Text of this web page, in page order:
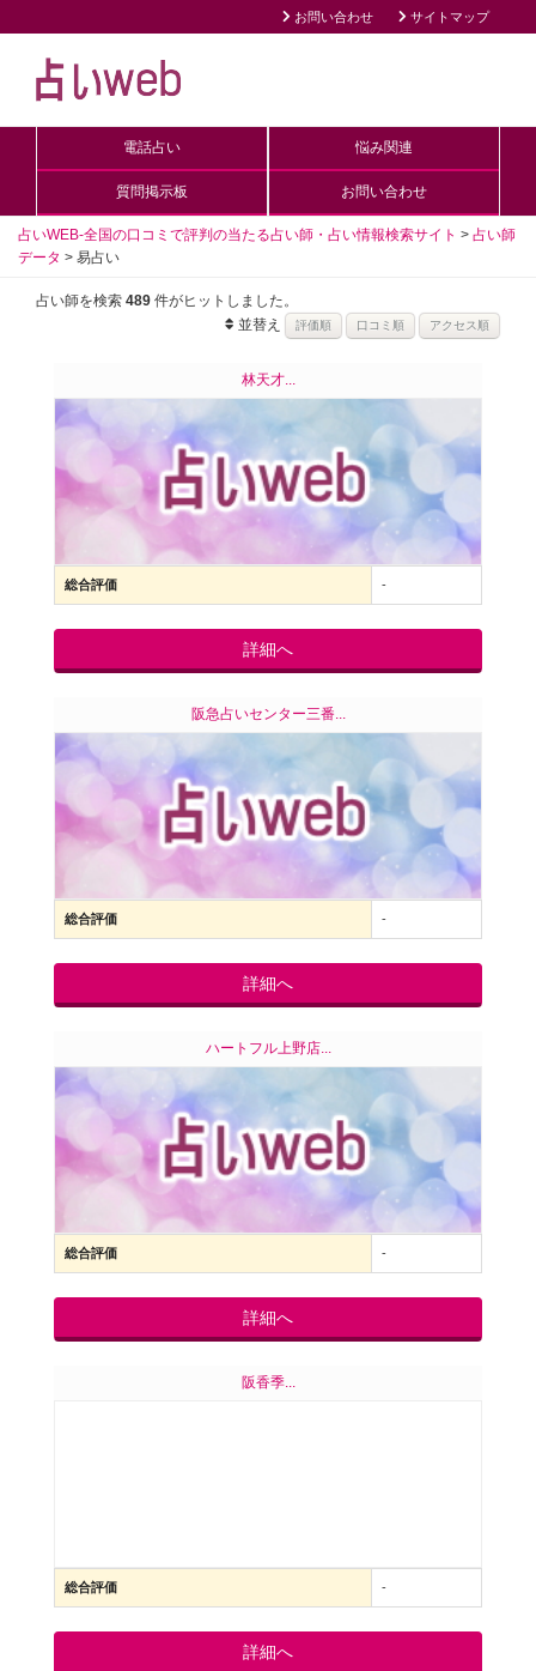
お問い合わせ サイトマップ
電話占い 悩み関連
質問掲示板 お問い合わせ
占いWEB-全国の口コミで評判の当たる占い師・占い情報検索サイト > 占い師
データ > 易占い
占い師を検索 489 件がヒットしました。
並替え
林天才...
総合評価 -
詳細へ
阪急占いセンター三番...
総合評価 -
詳細へ
ハートフル上野店...
総合評価 -
詳細へ
阪香季...
総合評価 -
詳細へ